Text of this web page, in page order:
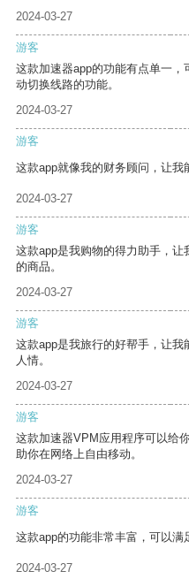
2024-03-27
游客
这款加速器app的功能有点单一
动切换线路的功能。
2024-03-27
游客
这款app就像我的财务顾问，让我
2024-03-27
游客
这款app是我购物的得力助手，
的商品。
2024-03-27
游客
这款app是我旅行的好帮手，让
人情。
2024-03-27
游客
这款加速器VPM应用程序可以给
助你在网络上自由移动。
2024-03-27
游客
这款app的功能非常丰富，可以满
2024-03-27